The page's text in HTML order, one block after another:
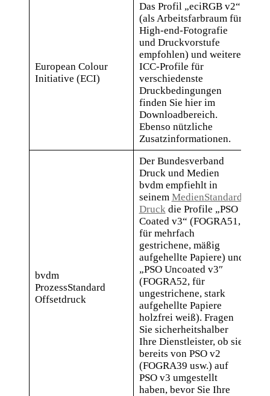
European Colour
Initiative (ECI)
Das Profil „eciRGB v2“
(als Arbeitsfarbraum für
High-end-Fotografie
und Druckvorstufe
empfohlen) und weitere
ICC-Profile für
verschiedenste
Druckbedingungen
finden Sie hier im
Downloadbereich.
Ebenso nützliche
Zusatzinformationen.
bvdm
ProzessStandard
Offsetdruck
Der Bundesverband
Druck und Medien
bvdm empfiehlt in
seinem MedienStandard
Druckdie Profile „PSO
Coated v3“ (FOGRA51,
für mehrfach
gestrichene, mäßig
aufgehellte Papiere) und
„PSO Uncoated v3″
(FOGRA52, für
ungestrichene, stark
aufgehellte Papiere
holzfrei weiß). Fragen
Sie sicherheitshalber
Ihre Dienstleister, ob sie
bereits von PSO v2
(FOGRA39 usw.) auf
PSO v3 umgestellt
haben, bevor Sie Ihre